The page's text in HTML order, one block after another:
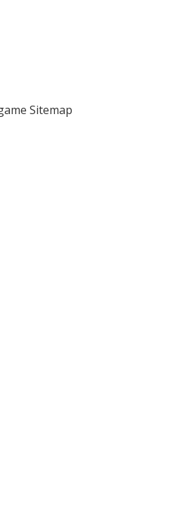
Sitemap